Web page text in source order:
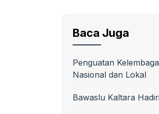
Baca Juga
Penguatan
Nasional dan Lokal
Bawaslu Kaltara